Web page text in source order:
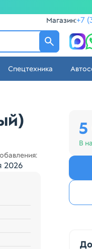
Магазин:+7
Спецтехника
2026
В